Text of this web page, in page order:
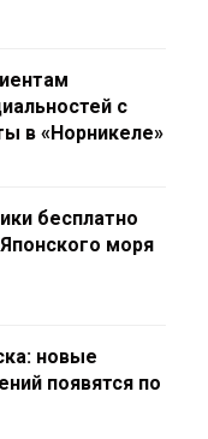
с
в «Норникеле»
бесплатно
моря
новые
появятся по